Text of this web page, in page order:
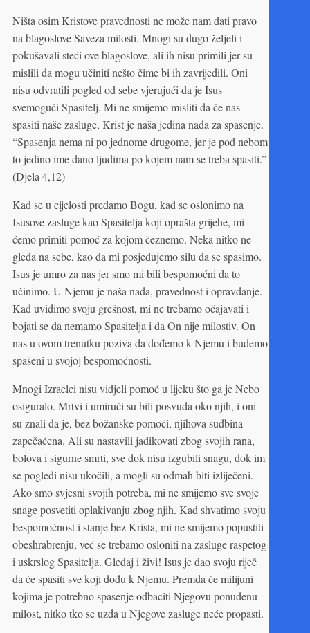
Ništa osim Kristove pravednosti ne može nam dati pravo
na blagoslove Saveza milosti. Mnogi su dugo željeli i
pokušavali steći ove blagoslove, ali ih nisu primili jer su
mislili da mogu učiniti nešto čime bi ih zavrijedili. Oni
nisu odvratili pogled od sebe vjerujući da je Isus
svemogući Spasitelj. Mi ne smijemo misliti da će nas
spasiti naše zasluge, Krist je naša jedina nada za spasenje.
“Spasenja nema ni po jednome drugome, jer je pod nebom
to jedino ime dano ljudima po kojem nam se treba spasiti.”
(Djela 4,12)
Kad se u cijelosti predamo Bogu, kad se oslonimo na
Isusove zasluge kao Spasitelja koji oprašta grijehe, mi
ćemo primiti pomoć za kojom čeznemo. Neka nitko ne
gleda na sebe, kao da mi posjedujemo silu da se spasimo.
Isus je umro za nas jer smo mi bili bespomoćni da to
učinimo. U Njemu je naša nada, pravednost i opravdanje.
Kad uvidimo svoju grešnost, mi ne trebamo očajavati i
bojati se da nemamo Spasitelja i da On nije milostiv. On
nas u ovom trenutku poziva da dođemo k Njemu i budemo
spašeni u svojoj bespomoćnosti.
Mnogi Izraelci nisu vidjeli pomoć u lijeku što ga je Nebo
osiguralo. Mrtvi i umirući su bili posvuda oko njih, i oni
su znali da je, bez božanske pomoći, njihova sudbina
zapečaćena. Ali su nastavili jadikovati zbog svojih rana,
bolova i sigurne smrti, sve dok nisu izgubili snagu, dok im
se pogledi nisu ukočili, a mogli su odmah biti izliječeni.
Ako smo svjesni svojih potreba, mi ne smijemo sve svoje
snage posvetiti oplakivanju zbog njih. Kad shvatimo svoju
bespomoćnost i stanje bez Krista, mi ne smijemo popustiti
obeshrabrenju, već se trebamo osloniti na zasluge raspetog
i uskrslog Spasitelja. Gledaj i živi! Isus je dao svoju riječ
da će spasiti sve koji dođu k Njemu. Premda će milijuni
kojima je potrebno spasenje odbaciti Njegovu ponuđenu
milost, nitko tko se uzda u Njegove zasluge neće propasti.